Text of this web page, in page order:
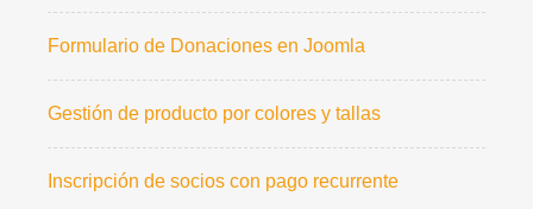
Formulario de Donaciones en Joomla
Gestión de producto por colores y tallas
Inscripción de socios con pago recurrente